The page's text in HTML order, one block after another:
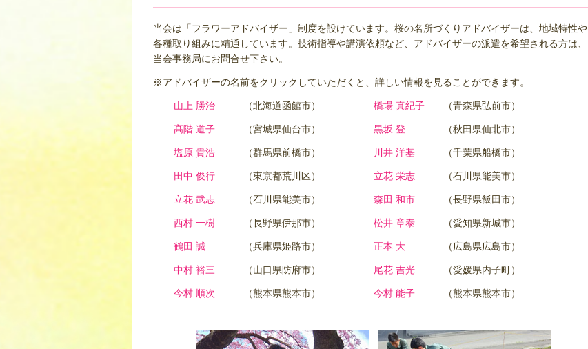
当会は「フラワーアドバイザー」制度を設けています。桜の名所づくりアドバイザーは、地域特性や
各種取り組みに精通しています。技術指導や講演依頼など、アドバイザーの派遣を希望される方は、
当会事務局にお問合せ下さい。
※アドバイザーの名前をクリックしていただくと、詳しい情報を見ることができます。
山上 勝治 （北海道函館市） 橋場 真紀子 （青森県弘前市）
髙階 道子 （宮城県仙台市） 黒坂 登 （秋田県仙北市）
塩原 貴浩 （群馬県前橋市） 川井 洋基 （千葉県船橋市）
田中 俊行 （東京都荒川区） 立花 栄志 （石川県能美市）
立花 武志 （石川県能美市） 森田 和市 （長野県飯田市）
西村 一樹 （長野県伊那市） 松井 章泰 （愛知県新城市）
鶴田 誠 （兵庫県姫路市） 正本 大 （広島県広島市）
中村 裕三 （山口県防府市） 尾花 吉光 （愛媛県内子町）
今村 順次 （熊本県熊本市） 今村 能子 （熊本県熊本市）